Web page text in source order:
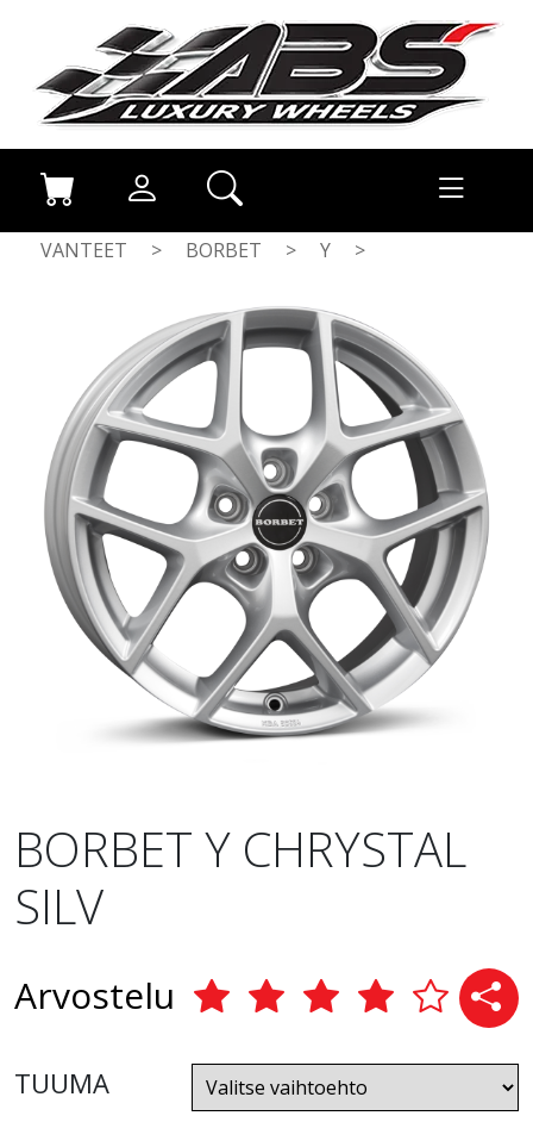
VANTEET > BORBET > Y
>
BORBET Y CHRYSTAL
SILV
Arvostelu
TUUMA